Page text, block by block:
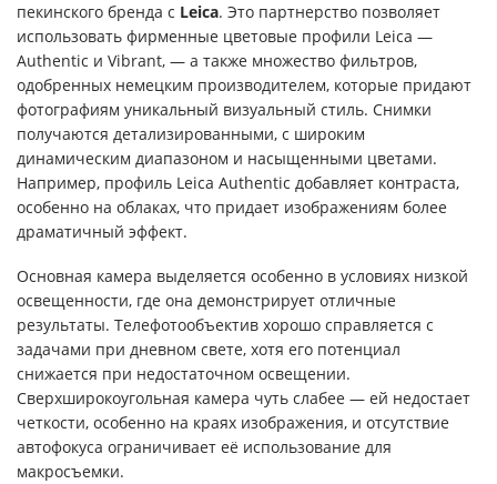
пекинского бренда с Leica. Это партнерство позволяет
использовать фирменные цветовые профили Leica —
Authentic и Vibrant, — а также множество фильтров,
одобренных немецким производителем, которые придают
фотографиям уникальный визуальный стиль. Снимки
получаются детализированными, с широким
динамическим диапазоном и насыщенными цветами.
Например, профиль Leica Authentic добавляет контраста,
особенно на облаках, что придает изображениям более
драматичный эффект.
Основная камера выделяется особенно в условиях низкой
освещенности, где она демонстрирует отличные
результаты. Телефотообъектив хорошо справляется с
задачами при дневном свете, хотя его потенциал
снижается при недостаточном освещении.
Сверхширокоугольная камера чуть слабее — ей недостает
четкости, особенно на краях изображения, и отсутствие
автофокуса ограничивает её использование для
макросъемки.